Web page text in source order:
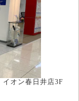
イオン春日井店3F